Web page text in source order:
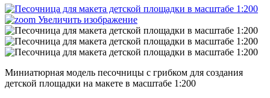
Увеличить изображение
Миниатюрная модель песочницы с грибком для создания
детской площадки на макете в масштабе 1:200